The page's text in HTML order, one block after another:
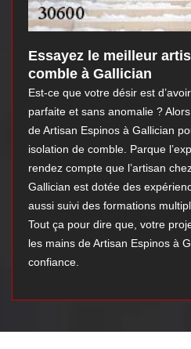
Essayez le meilleur
comble à Gallician
Est-ce que votre désir est
parfaite et sans anomalie ?
de Artisan Espinos à Gallician
isolation de comble. Parque
rendez compte que l’artisan
Gallician est dotée des
aussi suivi des formations
Tout ça pour dire que, votre
les mains de Artisan Espinos à
confiance.